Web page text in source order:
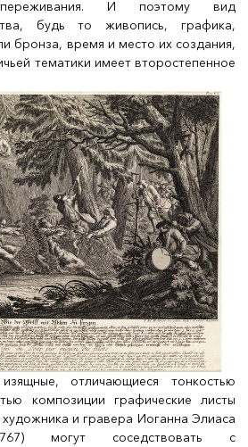
И поэтому вид
будь то живопись, графика,
бронза, время и место их создания,
тематики имеет второстепенное
отличающиеся тонкостью
композиции графические листы
и гравера Иоганна Элиаса
могут соседствовать с